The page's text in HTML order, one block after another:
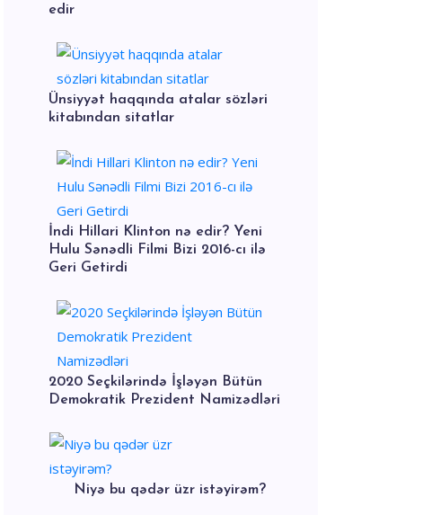
edir
Ünsiyyət haqqında atalar sözləri
kitabından sitatlar
İndi Hillari Klinton nə edir? Yeni
Hulu Sənədli Filmi Bizi 2016-cı ilə
Geri Getirdi
2020 Seçkilərində İşləyən Bütün
Demokratik Prezident Namizədləri
Niyə bu qədər üzr istəyirəm?